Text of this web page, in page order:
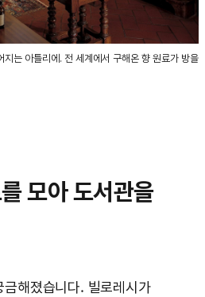
는 아틀리에. 전 세계에서 구해온 향 원료가 방을
모아 도서관을
해졌습니다. 빌로레시가